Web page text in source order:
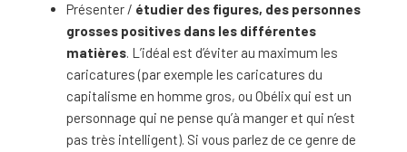
Présenter / étudier des figures, des personnes
grosses positives dans les différentes
matières. L’idéal est d’éviter au maximum les
caricatures (par exemple les caricatures du
capitalisme en homme gros, ou Obélix qui est un
personnage qui ne pense qu’à manger et qui n’est
pas très intelligent). Si vous parlez de ce genre de